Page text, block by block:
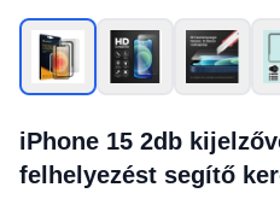
iPhone 15 2db
felhelyezést segítő